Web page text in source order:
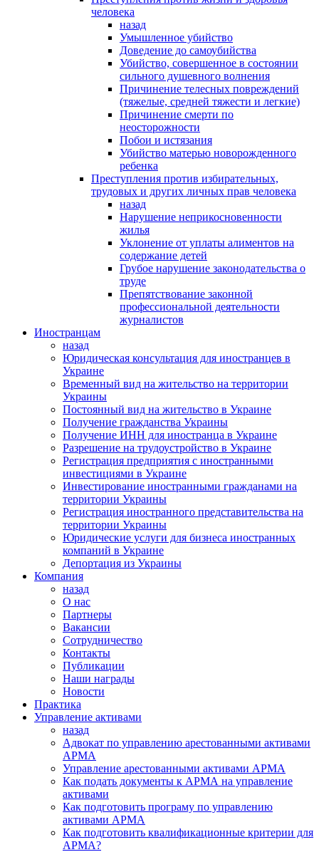
человека
назад
Умышленное убийство
Доведение до самоубийства
Убийство, совершенное в состоянии
сильного душевного волнения
Причинение телесных повреждений
(тяжелые, средней тяжести и легкие)
Причинение смерти по
неосторожности
Побои и истязания
Убийство матерью новорожденного
ребенка
Преступления против избирательных,
трудовых и других личных прав человека
назад
Нарушение неприкосновенности
жилья
Уклонение от уплаты алиментов на
содержание детей
Грубое нарушение законодательства о
труде
Препятствование законной
профессиональной деятельности
журналистов
Иностранцам
назад
Юридическая консультация для иностранцев в
Украине
Временный вид на жительство на территории
Украины
Постоянный вид на жительство в Украине
Получение гражданства Украины
Получение ИНН для иностранца в Украине
Разрешение на трудоустройство в Украине
Регистрация предприятия с иностранными
инвестициями в Украине
Инвестирование иностранными гражданами на
территории Украины
Регистрация иностранного представительства на
территории Украины
Юридические услуги для бизнеса иностранных
компаний в Украине
Депортация из Украины
Компания
назад
О нас
Партнеры
Вакансии
Сотрудничество
Контакты
Публикации
Наши награды
Новости
Практика
Управление активами
назад
Адвокат по управлению арестованными активами
АРМА
Управление арестованными активами АРМА
Как подать документы к АРМА на управление
активами
Как подготовить програму по управлению
активами АРМА
Как подготовить квалификационные критерии для
АРМА?